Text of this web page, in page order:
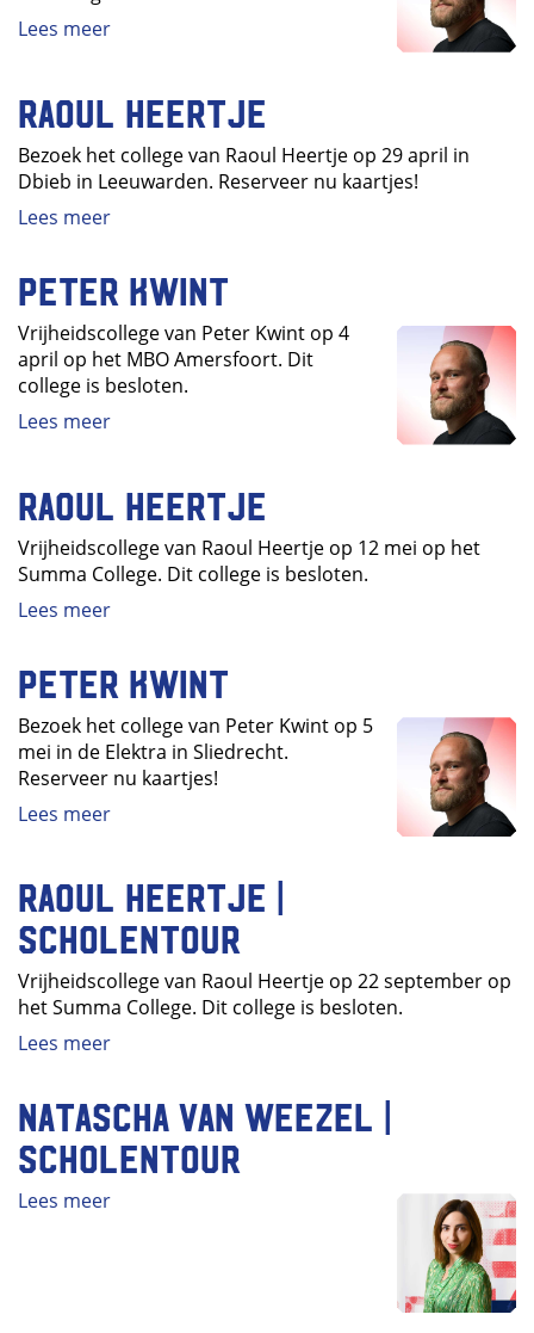
Lees meer
Raoul Heertje
Bezoek het college van Raoul Heertje op 29 april in
Dbieb in Leeuwarden. Reserveer nu kaartjes!
Lees meer
Peter Kwint
Vrijheidscollege van Peter Kwint op 4
april op het MBO Amersfoort. Dit
college is besloten.
Lees meer
Raoul Heertje
Vrijheidscollege van Raoul Heertje op 12 mei op het
Summa College. Dit college is besloten.
Lees meer
Peter Kwint
Bezoek het college van Peter Kwint op 5
mei in de Elektra in Sliedrecht.
Reserveer nu kaartjes!
Lees meer
Raoul Heertje |
Scholentour
Vrijheidscollege van Raoul Heertje op 22 september op
het Summa College. Dit college is besloten.
Lees meer
Natascha van Weezel |
Scholentour
Lees meer